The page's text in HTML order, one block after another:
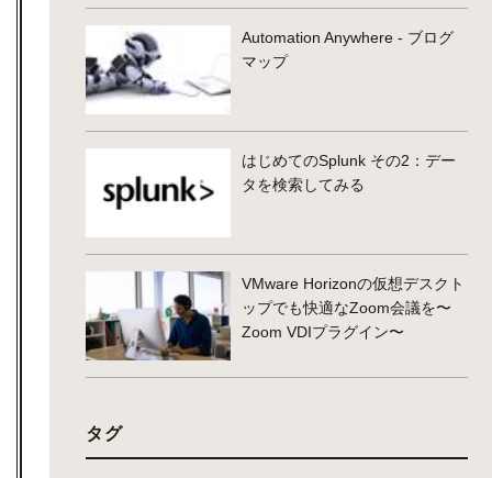
Automation Anywhere - ブログ
マップ
はじめてのSplunk その2：デー
タを検索してみる
VMware Horizonの仮想デスクト
ップでも快適なZoom会議を〜
Zoom VDIプラグイン〜
タグ